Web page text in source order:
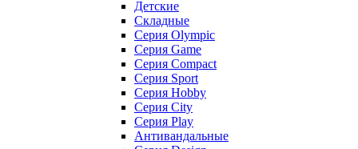
Детские
Складные
Серия Olympic
Серия Game
Серия Compact
Серия Sport
Серия Hobby
Серия City
Серия Play
Антивандальные